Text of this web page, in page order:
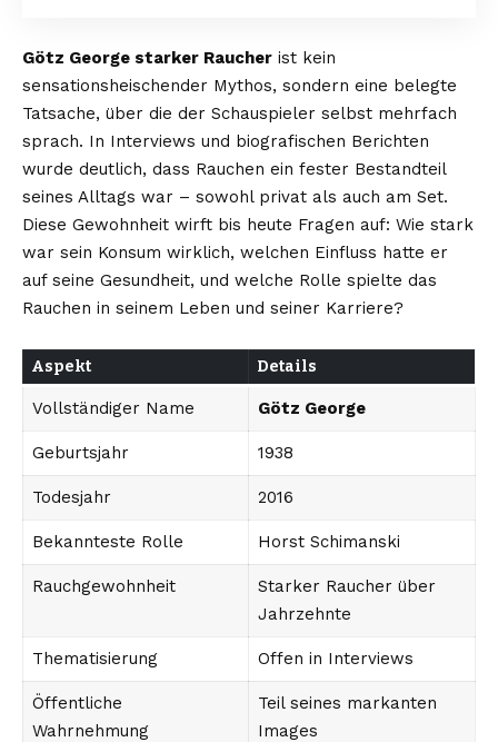
Götz George starker Raucher ist kein
sensationsheischender Mythos, sondern eine belegte
Tatsache, über die der Schauspieler selbst mehrfach
sprach. In Interviews und biografischen Berichten
wurde deutlich, dass Rauchen ein fester Bestandteil
seines Alltags war – sowohl privat als auch am Set.
Diese Gewohnheit wirft bis heute Fragen auf: Wie stark
war sein Konsum wirklich, welchen Einfluss hatte er
auf seine Gesundheit, und welche Rolle spielte das
Rauchen in seinem Leben und seiner Karriere?
Aspekt Details
Vollständiger Name Götz George
Geburtsjahr 1938
Todesjahr 2016
Bekannteste Rolle Horst Schimanski
Rauchgewohnheit
Starker Raucher über
Jahrzehnte
Thematisierung Offen in Interviews
Öffentliche
Wahrnehmung
Teil seines markanten
Images